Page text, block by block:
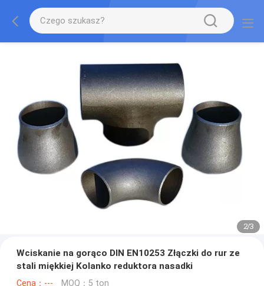
2/3
Wciskanie na gorąco DIN EN10253 Złączki do rur ze
stali miękkiej Kolanko reduktora nasadki
Cena：--- MOQ：5 ton